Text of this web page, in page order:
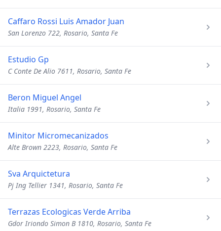
Caffaro Rossi Luis Amador Juan
San Lorenzo 722, Rosario, Santa Fe
Estudio Gp
C Conte De Alio 7611, Rosario, Santa Fe
Beron Miguel Angel
Italia 1991, Rosario, Santa Fe
Minitor Micromecanizados
Alte Brown 2223, Rosario, Santa Fe
Sva Arquictetura
Pj Ing Tellier 1341, Rosario, Santa Fe
Terrazas Ecologicas Verde Arriba
Gdor Iriondo Simon B 1810, Rosario, Santa Fe